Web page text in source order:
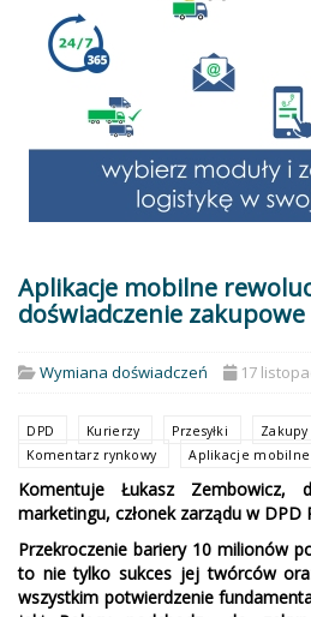
Aplikacje mobilne
doświadczenie
Wymiana doświadczeń 17
DPD Kurierzy Przesyłki
Komentarz rynkowy
Aplikacje mobilne
Komentuje Łukasz Zembowicz,
marketingu, członek zarządu w DPD
Przekroczenie bariery 10 milionów
to nie tylko sukces jej twórców
wszystkim potwierdzenie